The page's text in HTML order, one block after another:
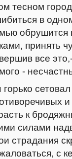
тесном
в
обрушится
принять
все
-
горько
к
силами
страдания
с